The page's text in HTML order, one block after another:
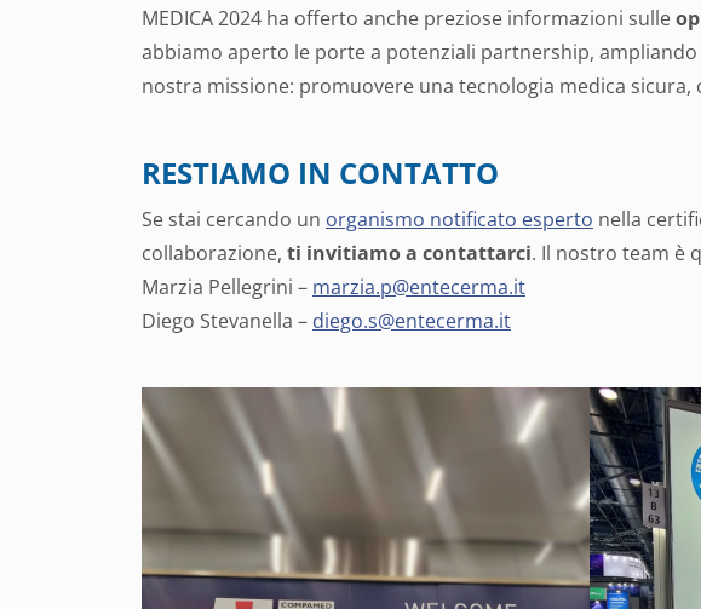
MEDICA 2024 ha offerto anche preziose informazioni sulle
abbiamo aperto le porte a potenziali partnership,
nostra missione: promuovere una tecnologia medica sicura,
RESTIAMO IN CONTATTO
Se stai cercando un organismo notificato esperto nella
collaborazione, ti invitiamo a contattarci. Il nostro team è
Marzia Pellegrini – marzia.p@entecerma.it
Diego Stevanella – diego.s@entecerma.it